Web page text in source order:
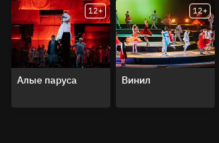
12+
Алые паруса
12+
Винил